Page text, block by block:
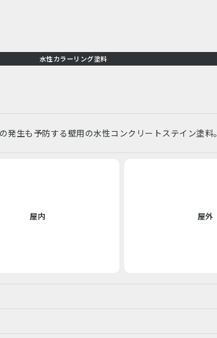
水性カラーリング塗料
生も予防する壁用の水性コンクリートステイン塗料。
屋内 屋外